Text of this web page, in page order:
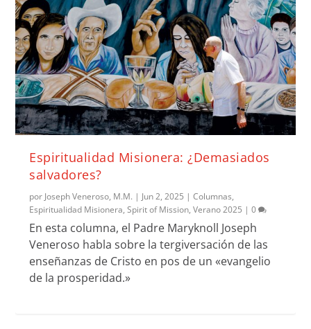
Espiritualidad Misionera: ¿Demasiados
salvadores?
por Joseph Veneroso, M.M. | Jun 2, 2025 |Columnas,
Espiritualidad Misionera,Spirit of Mission,Verano 2025 |0
En esta columna, el Padre Maryknoll Joseph
Veneroso habla sobre la tergiversación de las
enseñanzas de Cristo en pos de un «evangelio
de la prosperidad.»